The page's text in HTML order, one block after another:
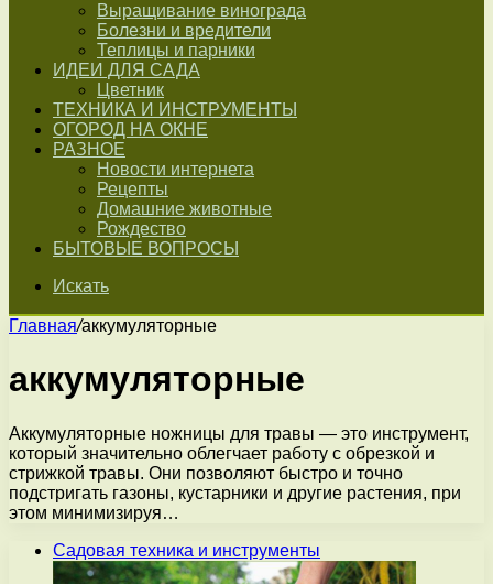
Выращивание винограда
Болезни и вредители
Теплицы и парники
ИДЕИ ДЛЯ САДА
Цветник
ТЕХНИКА И ИНСТРУМЕНТЫ
ОГОРОД НА ОКНЕ
РАЗНОЕ
Новости интернета
Рецепты
Домашние животные
Рождество
БЫТОВЫЕ ВОПРОСЫ
Искать
Главная/аккумуляторные
аккумуляторные
Аккумуляторные ножницы для травы — это инструмент,
который значительно облегчает работу с обрезкой и
стрижкой травы. Они позволяют быстро и точно
подстригать газоны, кустарники и другие растения, при
этом минимизируя…
Садовая техника и инструменты